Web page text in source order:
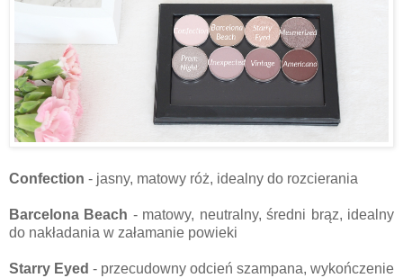
Confection - jasny, matowy róż, idealny do rozcierania
Barcelona Beach - matowy, neutralny, średni brąz, idealny
do nakładania w załamanie powieki
Starry Eyed - przecudowny odcień szampana, wykończenie